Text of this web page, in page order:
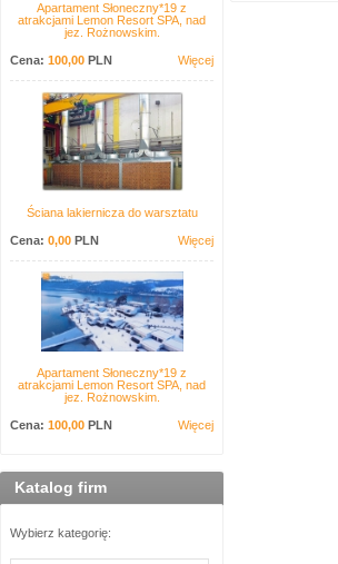
Apartament Słoneczny*19 z
atrakcjami Lemon Resort SPA, nad
jez. Rożnowskim.
Cena: 100,00 PLN Więcej
Ściana lakiernicza do warsztatu
Cena: 0,00 PLN Więcej
Apartament Słoneczny*19 z
atrakcjami Lemon Resort SPA, nad
jez. Rożnowskim.
Cena: 100,00 PLN Więcej
Katalog firm
Wybierz kategorię: